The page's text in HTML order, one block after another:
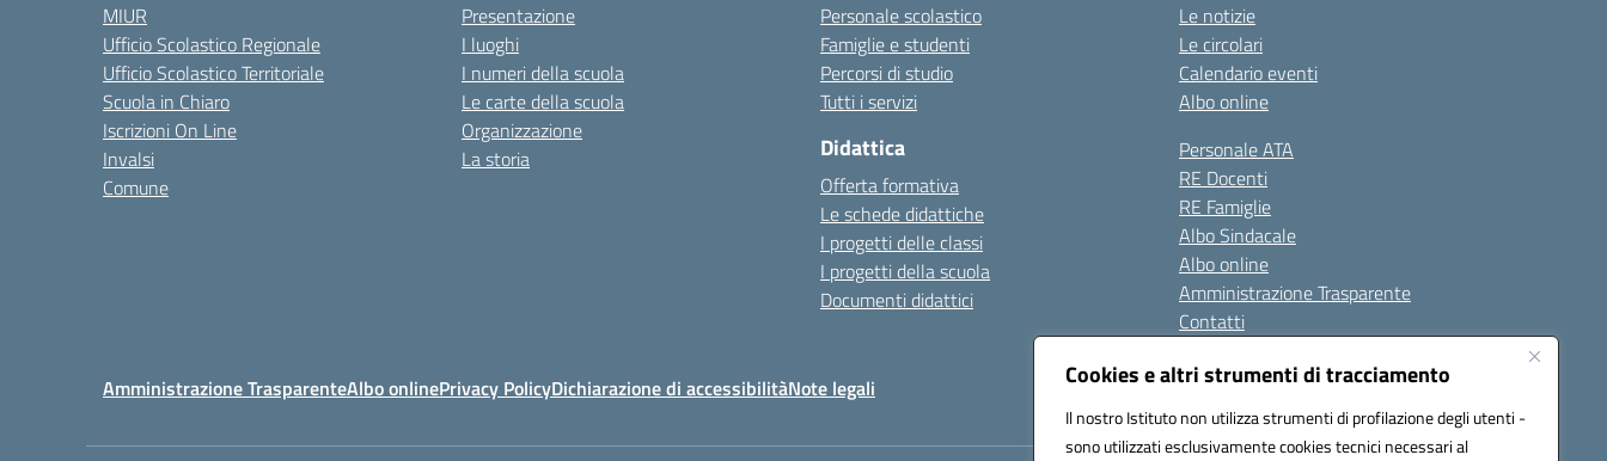
Cookies e altri strumenti di tracciamento
Il nostro Istituto non utilizza strumenti di profilazione degli utenti -
sono utilizzati esclusivamente cookies tecnici necessari al
MIUR
Ufficio Scolastico Regionale
Ufficio Scolastico Territoriale
Scuola in Chiaro
Iscrizioni On Line
Invalsi
Comune
Presentazione
I luoghi
I numeri della scuola
Le carte della scuola
Organizzazione
La storia
Personale scolastico
Famiglie e studenti
Percorsi di studio
Tutti i servizi
Didattica
Offerta formativa
Le schede didattiche
I progetti delle classi
I progetti della scuola
Documenti didattici
Le notizie
Le circolari
Calendario eventi
Albo online
Personale ATA
RE Docenti
RE Famiglie
Albo Sindacale
Albo online
Amministrazione Trasparente
Contatti
Amministrazione TrasparenteAlbo onlinePrivacy PolicyDichiarazione di accessibilitàNote legali